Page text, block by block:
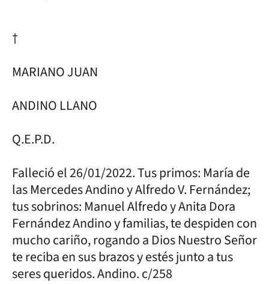
†
MARIANO JUAN
ANDINO LLANO
Q.E.P.D.
Falleció el 26/01/2022. Tus primos: María de
las Mercedes Andino y Alfredo V. Fernández;
tus sobrinos: Manuel Alfredo y Anita Dora
Fernández Andino y familias, te despiden con
mucho cariño, rogando a Dios Nuestro Señor
te reciba en sus brazos y estés junto a tus
seres queridos. Andino. c/258